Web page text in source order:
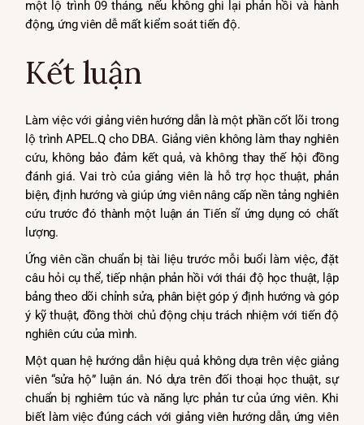
một lộ trình 09 tháng, nếu không ghi lại phản hồi và hành
động, ứng viên dễ mất kiểm soát tiến độ.
Kết luận
Làm việc với giảng viên hướng dẫn là một phần cốt lõi trong
lộ trình APEL.Q cho DBA. Giảng viên không làm thay nghiên
cứu, không bảo đảm kết quả, và không thay thế hội đồng
đánh giá. Vai trò của giảng viên là hỗ trợ học thuật, phản
biện, định hướng và giúp ứng viên nâng cấp nền tảng nghiên
cứu trước đó thành một luận án Tiến sĩ ứng dụng có chất
lượng.
Ứng viên cần chuẩn bị tài liệu trước mỗi buổi làm việc, đặt
câu hỏi cụ thể, tiếp nhận phản hồi với thái độ học thuật, lập
bảng theo dõi chỉnh sửa, phân biệt góp ý định hướng và góp
ý kỹ thuật, đồng thời chủ động chịu trách nhiệm với tiến độ
nghiên cứu của mình.
Một quan hệ hướng dẫn hiệu quả không dựa trên việc giảng
viên “sửa hộ” luận án. Nó dựa trên đối thoại học thuật, sự
chuẩn bị nghiêm túc và năng lực phản tư của ứng viên. Khi
biết làm việc đúng cách với giảng viên hướng dẫn, ứng viên